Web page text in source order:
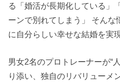
る「婚活が長期化している」
ーンで別れてしまう」 そんな
に自分らしい幸せな結婚を実
男女2名のプロトレーナーが“
り添い、独自のリバリューメ